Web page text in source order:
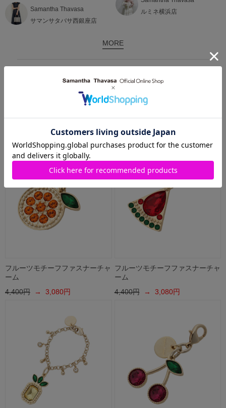
Samantha Thavasa
サマンサタバサ西銀座店
ルミネ横浜店
MORE
RECOMMEND ITEMS
フルーツモチーフファスナーチャ
ーム
4,400円 → 3,080円
フルーツモチーフファスナーチャ
ーム
4,400円→ 3,080円